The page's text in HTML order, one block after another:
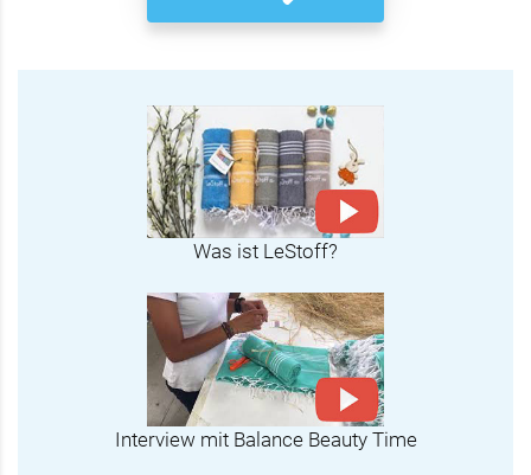
Was ist LeStoff?
Interview mit Balance Beauty Time